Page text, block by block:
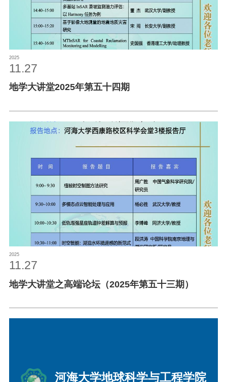
2025
11.27
地学大讲堂2025年第五十四期
2025
11.27
地学大讲堂之高端论坛（2025年第五十三期）